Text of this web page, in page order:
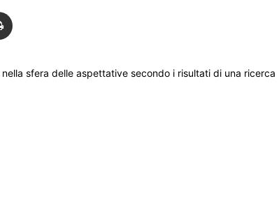
sfera delle aspettative secondo i risultati di una ricerca